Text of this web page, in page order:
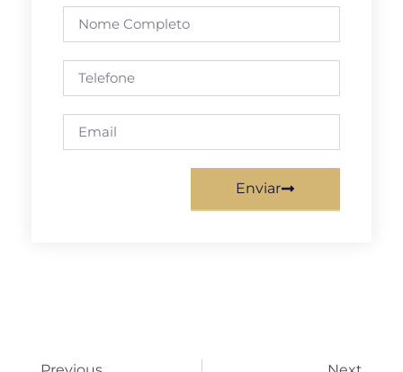
Enviar